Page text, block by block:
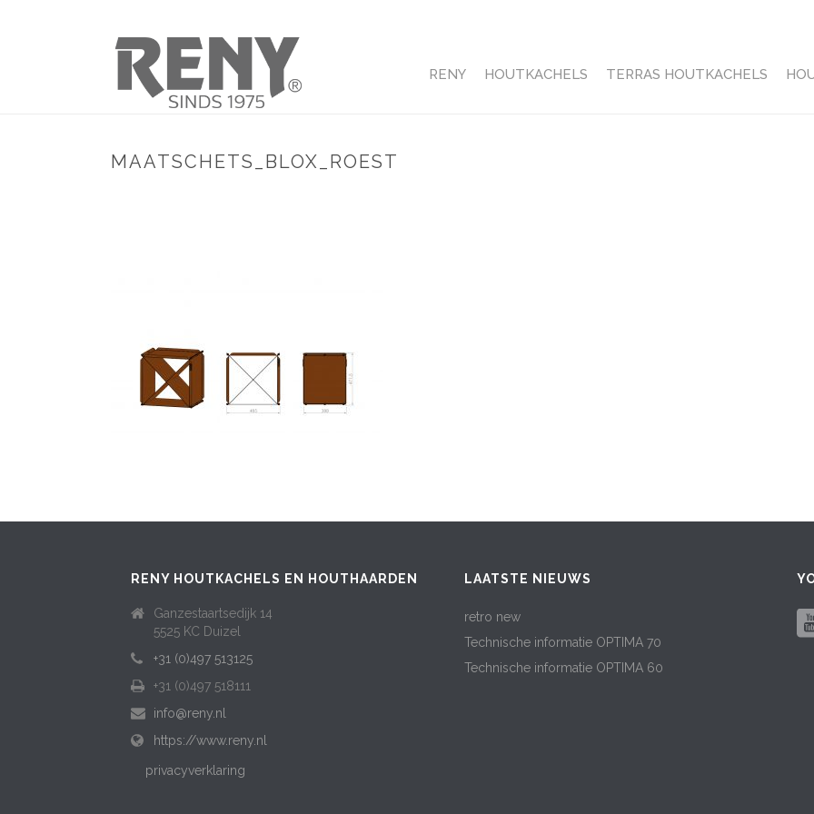
RENY HOUTKACHELS TERRAS HOUTKACHELS
MAATSCHETS_BLOX_ROEST
RENY HOUTKACHELS EN HOUTHAARDEN
Ganzestaartsedijk 14
5525 KC Duizel
+31 (0)497 513125
+31 (0)497 518111
info@reny.nl
https://www.reny.nl
privacyverklaring
LAATSTE NIEUWS
retro new
Technische informatie OPTIMA 70
Technische informatie OPTIMA 60